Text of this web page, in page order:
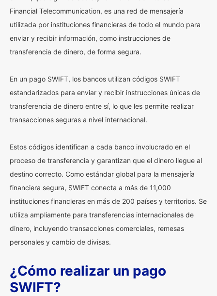
Financial Telecommunication, es una red de mensajería
utilizada por instituciones financieras de todo el mundo para
enviar y recibir información, como instrucciones de
transferencia de dinero, de forma segura.
En un pago SWIFT, los bancos utilizan códigos SWIFT
estandarizados para enviar y recibir instrucciones únicas de
transferencia de dinero entre sí, lo que les permite realizar
transacciones seguras a nivel internacional.
Estos códigos identifican a cada banco involucrado en el
proceso de transferencia y garantizan que el dinero llegue al
destino correcto. Como estándar global para la mensajería
financiera segura, SWIFT conecta a más de 11,000
instituciones financieras en más de 200 países y territorios. Se
utiliza ampliamente para transferencias internacionales de
dinero, incluyendo transacciones comerciales, remesas
personales y cambio de divisas.
¿Cómo realizar un pago
SWIFT?